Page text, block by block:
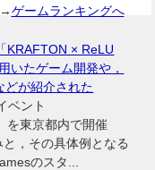
ゲームランキングへ
KRAFTON × ReLU
いたゲーム開発や，
どが紹介された
ベント
を東京都内で開催
，その具体例となる
のスタ...